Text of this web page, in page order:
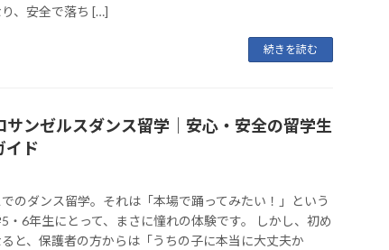
、安全で落ち […]
続きを読む
サンゼルスダンス留学｜安心・安全の留学生
イド
のダンス留学。それは「本場で踊ってみたい！」という
・6年生にとって、まさに憧れの体験です。 しかし、初め
と、保護者の方からは「うちの子に本当に大丈夫か